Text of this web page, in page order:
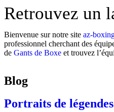
Retrouvez un
Bienvenue sur notre site az-
professionnel cherchant des
de Gants de Boxe et trouvez
Blog
Portraits de